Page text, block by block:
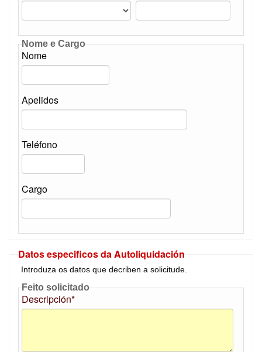
Nome e Cargo
Nome
Apelidos
Teléfono
Cargo
Datos especificos da Autoliquidación
Introduza os datos que decriben a solicitude.
Feito solicitado
Descripción*